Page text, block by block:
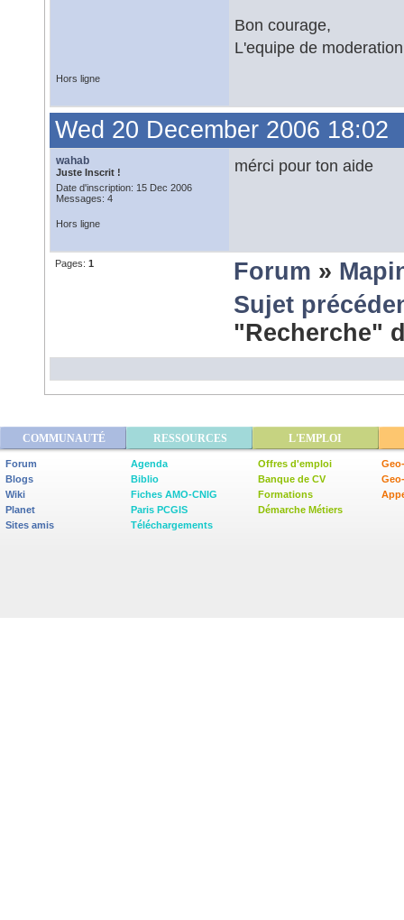
Bon courage,
L'equipe de
Hors ligne
Wed 20 December 2006 18:02
wahab
Juste Inscrit !
Date d'inscription: 15 Dec 2006
Messages: 4
mérci pour ton aide
Hors ligne
Pages: 1 Forum »
Sujet
"Recherche"
COMMUNAUTÉ RESSOURCES L'EMPLOI
Forum
Blogs
Wiki
Planet
Sites amis
Agenda
Biblio
Fiches AMO-CNIG
Paris PCGIS
Téléchargements
Offres d'emploi
Banque de CV
Formations
Démarche Métiers